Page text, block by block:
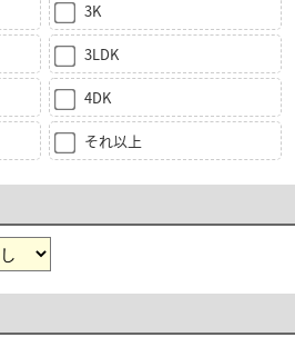
3K
3LDK
4DK
それ以上